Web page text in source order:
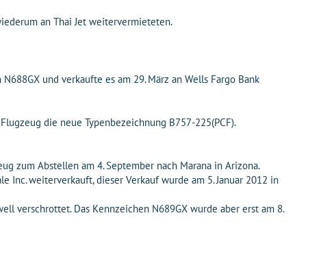
an Thai Jet weitervermieteten.
und verkaufte es am 29. März an Wells Fargo Bank
die neue Typenbezeichnung B757-225(PCF).
zum Abstellen am 4. September nach Marana in Arizona.
Inc. weiterverkauft, dieser Verkauf wurde am 5. Januar 2012 in
verschrottet. Das Kennzeichen N689GX wurde aber erst am 8.